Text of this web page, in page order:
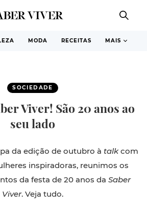
MODA RECEITAS MAIS
SOCIEDADE
Viver! São 20 anos ao
seu lado
da edição de outubro à talkcom
inspiradoras, reunimos os
da festa de 20 anos da Saber
Viver. Veja tudo.